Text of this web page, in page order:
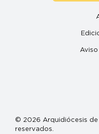
© 2026 Arquidiócesis de
reservados.